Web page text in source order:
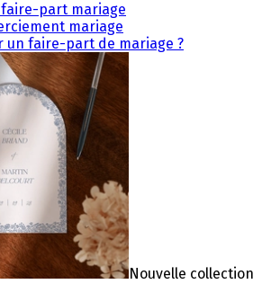
part mariage
mariage
un faire-part de mariage ?
Nouvelle collection